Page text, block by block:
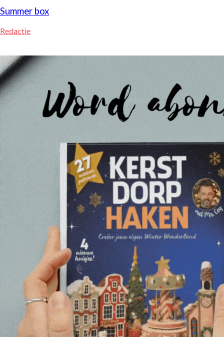
Summer box
Redactie